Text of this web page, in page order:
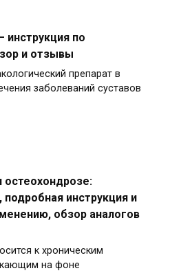
инструкция по
и отзывы
препарат в
заболеваний суставов
инструкция и
обзор аналогов
к хроническим
на фоне